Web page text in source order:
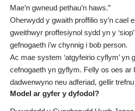
Mae’n gwneud pethau’n haws.”
Oherwydd y gwaith proffilio sy’n cael
gweithwyr proffesiynol sydd yn y
gefnogaeth i’w chynnig i bob person.
Ac mae system ‘atgyfeirio cyflym’ yn
cefnogaeth yn gyflym. Felly os oes ar
dadwenwyno neu adferiad, gellir
Model ar gyfer y dyfodol?